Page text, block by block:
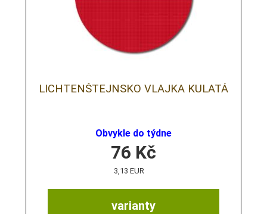
LICHTENŠTEJNSKO VLAJKA KULATÁ
Obvykle do týdne
varianty
76 Kč
3,13 EUR